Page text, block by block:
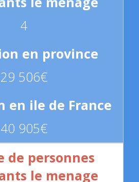
4
29 506€
40 905€